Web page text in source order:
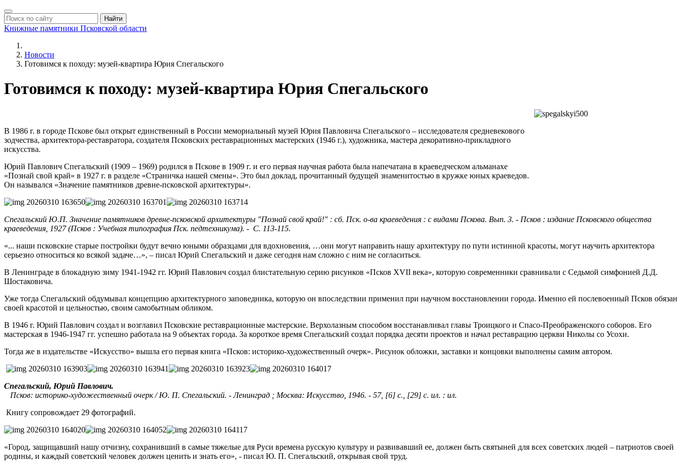
Найти
Книжные памятники Псковской области
Новости
Готовимся к походу: музей-квартира Юрия Спегальского
Готовимся к походу: музей-квартира Юрия Спегальского
В 1986 г. в городе Пскове был открыт единственный в России мемориальный музей Юрия Павловича Спегальского – исследователя средневекового
зодчества, архитектора-реставратора, создателя Псковских реставрационных мастерских (1946 г.), художника, мастера декоративно-прикладного
искусства.
Юрий Павлович Спегальский (1909 – 1969) родился в Пскове в 1909 г. и его первая научная работа была напечатана в краеведческом альманахе
«Познай свой край» в 1927 г. в разделе «Страничка нашей смены». Это был доклад, прочитанный будущей знаменитостью в кружке юных краеведов.
Он назывался «Значение памятников древне-псковской архитектуры».
Спегальский Ю.П. Значение памятников древне-псковской архитектуры "Познай свой край!" : сб. Пск. о-ва краеведения : с видами Пскова. Вып. 3. - Псков : издание Псковского общества
краеведения, 1927 (Псков : Учебная типография Пск. педтехникума). - С. 113-115.
«... наши псковские старые постройки будут вечно юными образцами для вдохновения, …они могут направить нашу архитектуру по пути истинной красоты, могут научить архитектора
серьезно относиться ко всякой задаче…», – писал Юрий Спегальский и даже сегодня нам сложно с ним не согласиться.
В Ленинграде в блокадную зиму 1941-1942 гг. Юрий Павлович создал блистательную серию рисунков «Псков XVII века», которую современники сравнивали с Седьмой симфонией Д.Д.
Шостаковича.
Уже тогда Спегальский обдумывал концепцию архитектурного заповедника, которую он впоследствии применил при научном восстановлении города. Именно ей послевоенный Псков обязан
своей красотой и цельностью, своим самобытным обликом.
В 1946 г. Юрий Павлович создал и возглавил Псковские реставрационные мастерские. Верхолазным способом восстанавливал главы Троицкого и Спасо-Преображенского соборов. Его
мастерская в 1946-1947 гг. успешно работала на 9 объектах города. За короткое время Спегальский создал порядка десяти проектов и начал реставрацию церкви Николы со Усохи.
Тогда же в издательстве «Искусство» вышла его первая книга «Псков: историко-художественный очерк». Рисунок обложки, заставки и концовки выполнены самим автором.
Спегальский, Юрий Павлович.
Псков: историко-художественный очерк / Ю. П. Спегальский. - Ленинград ; Москва: Искусство, 1946. - 57, [6] с., [29] с. ил. : ил.
Книгу сопровождает 29 фотографий.
«Город, защищавший нашу отчизну, сохранивший в самые тяжелые для Руси времена русскую культуру и развивавший ее, должен быть святыней для всех советских людей – патриотов своей
родины, и каждый советский человек должен ценить и знать его», - писал Ю. П. Спегальский, открывая свой труд.